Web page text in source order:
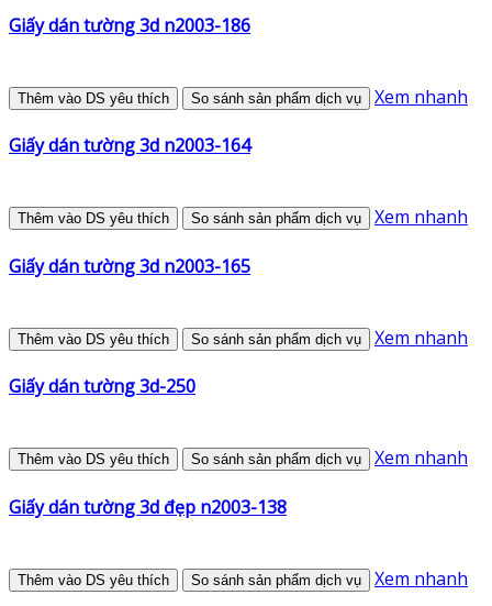
Giấy dán tường 3d n2003-186
Thêm vào DS yêu thích So sánh sản phẩm dịch vụ Xem nhanh
Giấy dán tường 3d n2003-164
Thêm vào DS yêu thích So sánh sản phẩm dịch vụ Xem nhanh
Giấy dán tường 3d n2003-165
Thêm vào DS yêu thích So sánh sản phẩm dịch vụ Xem nhanh
Giấy dán tường 3d-250
Thêm vào DS yêu thích So sánh sản phẩm dịch vụ Xem nhanh
Giấy dán tường 3d đẹp n2003-138
Thêm vào DS yêu thích So sánh sản phẩm dịch vụ Xem nhanh